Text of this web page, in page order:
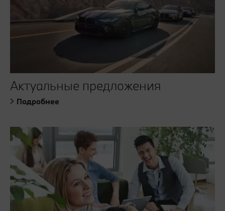
Актуальные предложения
Подробнее